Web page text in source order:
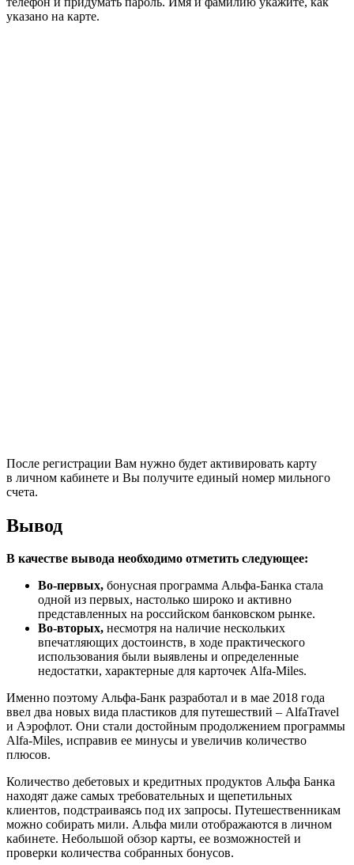
указано на карте.
После регистрации Вам нужно будет активировать карту
в личном кабинете и Вы получите единый номер мильного
счета.
Вывод
В качестве вывода необходимо отметить следующее:
Во-первых, бонусная программа Альфа-Банка стала
одной из первых, настолько широко и активно
представленных на российском банковском рынке.
Во-вторых, несмотря на наличие нескольких
впечатляющих достоинств, в ходе практического
использования были выявлены и определенные
недостатки, характерные для карточек Alfa-Miles.
Именно поэтому Альфа-Банк разработал и в мае 2018 года
ввел два новых вида пластиков для путешествий – AlfaTravel
и Аэрофлот. Они стали достойным продолжением программы
Alfa-Miles, исправив ее минусы и увеличив количество
плюсов.
Количество дебетовых и кредитных продуктов Альфа Банка
находят даже самых требовательных и щепетильных
клиентов, подстраиваясь под их запросы. Путешественникам
можно собирать мили. Альфа мили отображаются в личном
кабинете. Небольшой обзор карты, ее возможностей и
проверки количества собранных бонусов.